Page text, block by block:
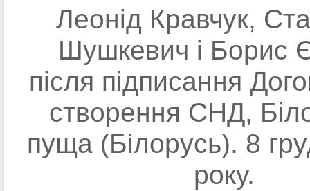
Леонід Кравчук,
Шушкевич і Борис
після підписання
створення СНД,
пуща (Білорусь). 8
року.